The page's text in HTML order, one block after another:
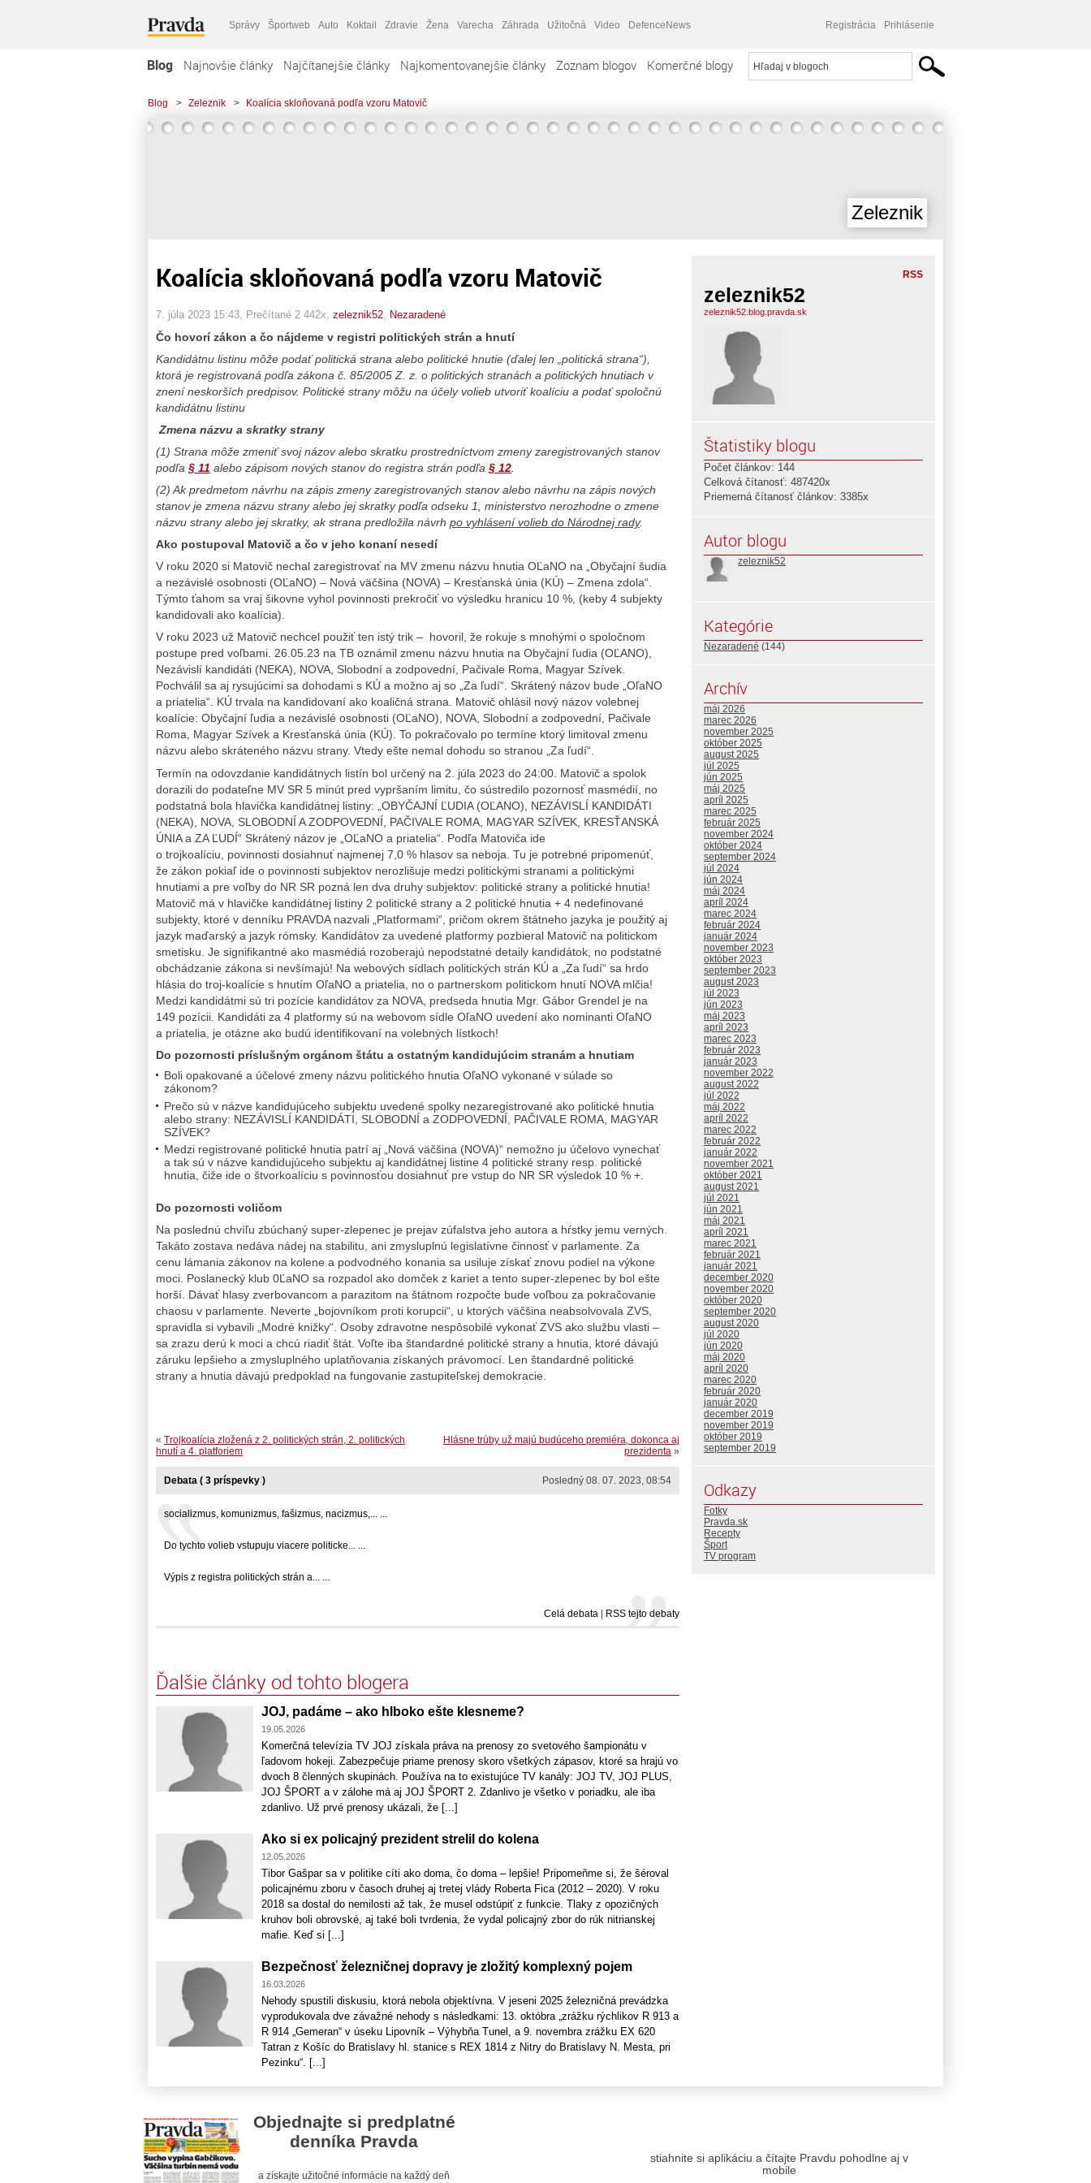
Správy Športweb Auto Koktail Zdravie Žena Varecha Záhrada Užitočná Video DefenceNews Registrácia Prihlásenie
Blog Najnovšie články Najčítanejšie články Najkomentovanejšie články Zoznam blogov Komerčné blogy
Blog > Zeleznik > Koalícia skloňovaná podľa vzoru Matovič
Zeleznik
Koalícia skloňovaná podľa vzoru Matovič
7. júla 2023 15:43 , Prečítané 2 442x, zeleznik52 Nezaradené
Čo hovorí zákon a čo nájdeme v registri politických strán a hnutí
Kandidátnu listinu môže podať politická strana alebo politické hnutie (ďalej len „politická strana“),
ktorá je registrovaná podľa zákona č. 85/2005 Z. z. o politických stranách a politických hnutiach v
znení neskorších predpisov. Politické strany môžu na účely volieb utvoriť koalíciu a podať spoločnú
kandidátnu listinu
Zmena názvu a skratky strany
(1) Strana môže zmeniť svoj názov alebo skratku prostredníctvom zmeny zaregistrovaných stanov
podľa § 11 alebo zápisom nových stanov do registra strán podľa § 12
(2) Ak predmetom návrhu na zápis zmeny zaregistrovaných stanov alebo návrhu na zápis nových
stanov je zmena názvu strany alebo jej skratky podľa odseku 1, ministerstvo nerozhodne o zmene
názvu strany alebo jej skratky, ak strana predložila návrh po vyhlásení volieb do Národnej rady.
Ako postupoval Matovič a čo v jeho konaní nesedí
V roku 2020 si Matovič nechal zaregistrovať na MV zmenu názvu hnutia OĽaNO na „Obyčajní šudia
a nezávislé osobnosti (OĽaNO) – Nová väčšina (NOVA) – Kresťanská únia (KÚ) – Zmena zdola“.
Týmto ťahom sa vraj šikovne vyhol povinnosti prekročiť vo výsledku hranicu 10 %, (keby 4 subjekty
kandidovali ako koalícia).
V roku 2023 už Matovič nechcel použiť ten istý trik – hovoril, že rokuje s mnohými o spoločnom
postupe pred voľbami. 26.05.23 na TB oznámil zmenu názvu hnutia na Obyčajní ľudia (OĽANO),
Nezávislí kandidáti (NEKA), NOVA, Slobodní a zodpovední, Pačivale Roma, Magyar Szívek.
Pochválil sa aj rysujúcimi sa dohodami s KÚ a možno aj so „Za ľudí“. Skrátený názov bude „OľaNO
a priatelia“. KÚ trvala na kandidovaní ako koaličná strana. Matovič ohlásil nový názov volebnej
koalície: Obyčajní ľudia a nezávislé osobnosti (OĽaNO), NOVA, Slobodní a zodpovední, Pačivale
Roma, Magyar Szívek a Kresťanská únia (KÚ). To pokračovalo po termíne ktorý limitoval zmenu
názvu alebo skráteného názvu strany. Vtedy ešte nemal dohodu so stranou „Za ľudí“.
Termín na odovzdanie kandidátnych listín bol určený na 2. júla 2023 do 24:00. Matovič a spolok
dorazili do podateľne MV SR 5 minút pred vypršaním limitu, čo sústredilo pozornosť masmédií, no
podstatná bola hlavička kandidátnej listiny: „OBYČAJNÍ ĽUDIA (OĽANO), NEZÁVISLÍ KANDIDÁTI
(NEKA), NOVA, SLOBODNÍ A ZODPOVEDNÍ, PAČIVALE ROMA, MAGYAR SZÍVEK, KRESŤANSKÁ
ÚNIA a ZA ĽUDÍ“ Skrátený názov je „OĽaNO a priatelia“. Podľa Matoviča ide
o trojkoalíciu, povinnosti dosiahnuť najmenej 7,0 % hlasov sa neboja. Tu je potrebné pripomenúť,
že zákon pokiaľ ide o povinnosti subjektov nerozlišuje medzi politickými stranami a politickými
hnutiami a pre voľby do NR SR pozná len dva druhy subjektov: politické strany a politické hnutia!
Matovič má v hlavičke kandidátnej listiny 2 politické strany a 2 politické hnutia + 4 nedefinované
subjekty, ktoré v denníku PRAVDA nazvali „Platformami“, pričom okrem štátneho jazyka je použitý aj
jazyk maďarský a jazyk rómsky. Kandidátov za uvedené platformy pozbieral Matovič na politickom
smetisku. Je signifikantné ako masmédiá rozoberajú nepodstatné detaily kandidátok, no podstatné
obchádzanie zákona si nevšímajú! Na webových sídlach politických strán KÚ a „Za ľudí“ sa hrdo
hlásia do troj-koalície s hnutím OľaNO a priatelia, no o partnerskom politickom hnutí NOVA mlčia!
Medzi kandidátmi sú tri pozície kandidátov za NOVA, predseda hnutia Mgr. Gábor Grendel je na
149 pozícii. Kandidáti za 4 platformy sú na webovom sídle OľaNO uvedení ako nominanti OľaNO
a priatelia, je otázne ako budú identifikovaní na volebných lístkoch!
Do pozornosti príslušným orgánom štátu a ostatným kandidujúcim stranám a hnutiam
Boli opakované a účelové zmeny názvu politického hnutia OľaNO vykonané v súlade so
zákonom?
Prečo sú v názve kandidujúceho subjektu uvedené spolky nezaregistrované ako politické hnutia
alebo strany: NEZÁVISLÍ KANDIDÁTI, SLOBODNÍ a ZODPOVEDNÍ, PAČIVALE ROMA, MAGYAR
SZÍVEK?
Medzi registrované politické hnutia patrí aj „Nová väčšina (NOVA)“ nemožno ju účelovo vynechať
a tak sú v názve kandidujúceho subjektu aj kandidátnej listine 4 politické strany resp. politické
hnutia, čiže ide o štvorkoalíciu s povinnosťou dosiahnuť pre vstup do NR SR výsledok 10 % +.
Do pozornosti voličom
Na poslednú chvíľu zbúchaný super-zlepenec je prejav zúfalstva jeho autora a hŕstky jemu verných.
Takáto zostava nedáva nádej na stabilitu, ani zmysluplnú legislatívne činnosť v parlamente. Za
cenu lámania zákonov na kolene a podvodného konania sa usiluje získať znovu podiel na výkone
moci. Poslanecký klub 0ĽaNO sa rozpadol ako domček z kariet a tento super-zlepenec by bol ešte
horší. Dávať hlasy zverbovancom a parazitom na štátnom rozpočte bude voľbou za pokračovanie
chaosu v parlamente. Neverte „bojovníkom proti korupcii“, u ktorých väčšina neabsolvovala ZVS,
spravidla si vybavili „Modré knižky“. Osoby zdravotne nespôsobilé vykonať ZVS ako službu vlasti –
sa zrazu derú k moci a chcú riadiť štát. Voľte iba štandardné politické strany a hnutia, ktoré dávajú
záruku lepšieho a zmysluplného uplatňovania získaných právomocí. Len štandardné politické
strany a hnutia dávajú predpoklad na fungovanie zastupiteľskej demokracie.
Hlásne trúby už majú budúceho premiéra, dokonca aj
prezidenta »
« Trojkoalícia zložená z 2. politických strán, 2. politických
hnutí a 4. platforiem
Posledný 08. 07. 2023, 08:54
Debata ( 3 príspevky )
socializmus, komunizmus, fašizmus, nacizmus,... ...
Do tychto volieb vstupuju viacere politicke... ...
Výpis z registra politických strán a... ...
Celá debata RSS tejto debaty
Ďalšie články od tohto blogera
JOJ, padáme – ako hlboko ešte klesneme?
19.05.2026
Komerčná televízia TV JOJ získala práva na prenosy zo svetového šampionátu v
ľadovom hokeji. Zabezpečuje priame prenosy skoro všetkých zápasov, ktoré sa hrajú vo
dvoch 8 členných skupinách. Používa na to existujúce TV kanály: JOJ TV, JOJ PLUS,
JOJ ŠPORT a v zálohe má aj JOJ ŠPORT 2. Zdanlivo je všetko v poriadku, ale iba
zdanlivo. Už prvé prenosy ukázali, že [...]
Ako si ex policajný prezident strelil do kolena
12.05.2026
Tibor Gašpar sa v politike cíti ako doma, čo doma – lepšie! Pripomeňme si, že šéroval
policajnému zboru v časoch druhej aj tretej vlády Roberta Fica (2012 – 2020). V roku
2018 sa dostal do nemilosti až tak, že musel odstúpiť z funkcie. Tlaky z opozičných
kruhov boli obrovské, aj také boli tvrdenia, že vydal policajný zbor do rúk nitrianskej
mafie. Keď si [...]
Bezpečnosť železničnej dopravy je zložitý komplexný pojem
16.03.2026
Nehody spustili diskusiu, ktorá nebola objektívna. V jeseni 2025 železničná prevádzka
vyprodukovala dve závažné nehody s následkami: 13. októbra „zrážku rýchlikov R 913 a
R 914 „Gemeran“ v úseku Lipovník – Výhybňa Tunel, a 9. novembra zrážku EX 620
Tatran z Košíc do Bratislavy hl. stanice s REX 1814 z Nitry do Bratislavy N. Mesta, pri
Pezinku“. [...]
RSS
zeleznik52
zeleznik52.blog.pravda.sk
Štatistiky blogu
Počet článkov: 144
Celková čítanosť: 487420x
Priemerná čítanosť článkov: 3385x
Autor blogu
zeleznik52
Kategórie
Nezaradené (144)
Archív
máj 2026
marec 2026
november 2025
október 2025
august 2025
júl 2025
jún 2025
máj 2025
apríl 2025
marec 2025
február 2025
november 2024
október 2024
september 2024
júl 2024
jún 2024
máj 2024
apríl 2024
marec 2024
február 2024
január 2024
november 2023
október 2023
september 2023
august 2023
júl 2023
jún 2023
máj 2023
apríl 2023
marec 2023
február 2023
január 2023
november 2022
august 2022
júl 2022
máj 2022
apríl 2022
marec 2022
február 2022
január 2022
november 2021
október 2021
august 2021
júl 2021
jún 2021
máj 2021
apríl 2021
marec 2021
február 2021
január 2021
december 2020
november 2020
október 2020
september 2020
august 2020
júl 2020
jún 2020
máj 2020
apríl 2020
marec 2020
február 2020
január 2020
december 2019
november 2019
október 2019
september 2019
Odkazy
Fotky
Pravda.sk
Recepty
Šport
TV program
Objednajte si predplatné
denníka Pravda
a získajte užitočné informácie na každý deň
stiahnite si aplikáciu a čítajte Pravdu pohodlne aj v
mobile